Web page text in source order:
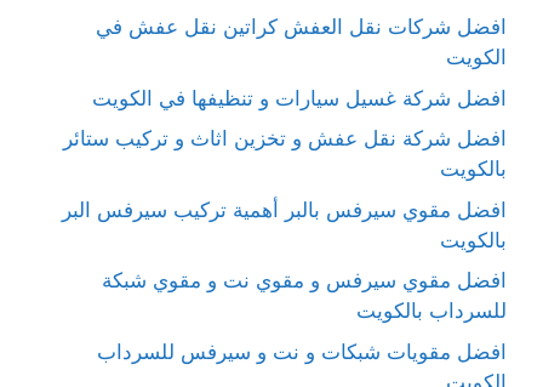
افضل شركات نقل العفش كراتين نقل عفش في
الكويت
افضل شركة غسيل سيارات و تنظيفها في الكويت
افضل شركة نقل عفش و تخزين اثاث و تركيب ستائر
بالكويت
افضل مقوي سيرفس بالبر أهمية تركيب سيرفس البر
بالكويت
افضل مقوي سيرفس و مقوي نت و مقوي شبكة
للسرداب بالكويت
افضل مقويات شبكات و نت و سيرفس للسرداب
الكويت